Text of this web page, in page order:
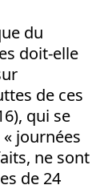
du
doit-elle
de ces
qui se
journées
ne sont
de 24